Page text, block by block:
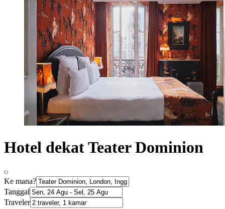
Hotel dekat Teater Dominion
Ke mana?
Tanggal
Traveler